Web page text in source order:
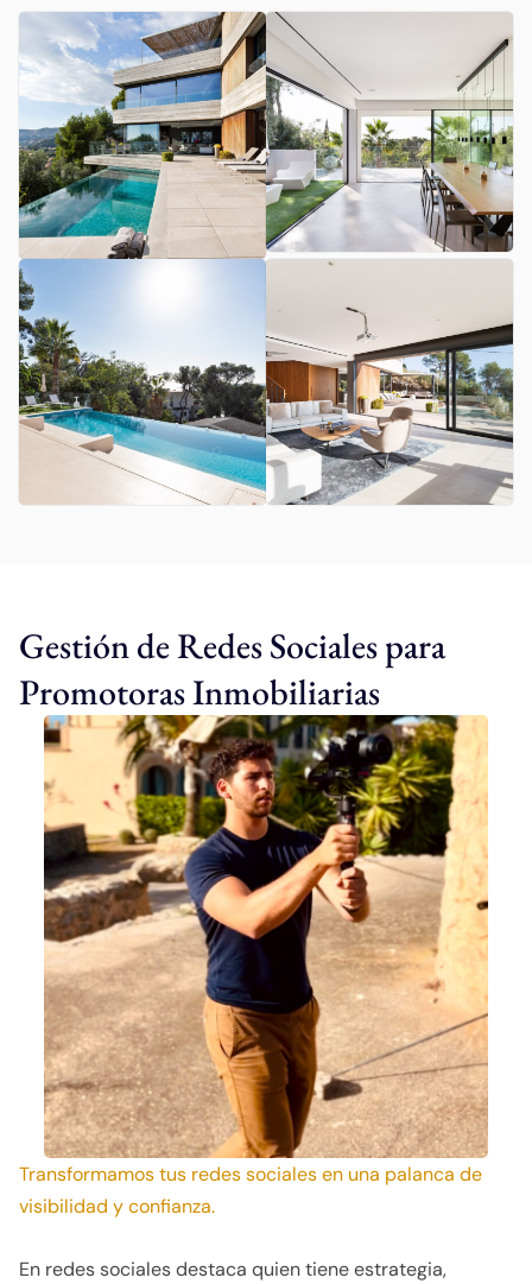
Gestión de Redes Sociales para
Promotoras Inmobiliarias
Transformamos tus redes sociales en una palanca de
visibilidad y confianza.
En redes sociales destaca quien tiene estrategia,